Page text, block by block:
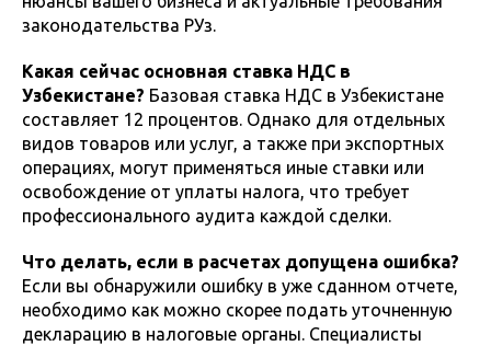
законодательства РУз.
Какая сейчас основная ставка НДС в
Узбекистане? Базовая ставка НДС в Узбекистане
составляет 12 процентов. Однако для отдельных
видов товаров или услуг, а также при экспортных
операциях, могут применяться иные ставки или
освобождение от уплаты налога, что требует
профессионального аудита каждой сделки.
Что делать, если в расчетах допущена ошибка?
Если вы обнаружили ошибку в уже сданном отчете,
необходимо как можно скорее подать уточненную
декларацию в налоговые органы. Специалисты